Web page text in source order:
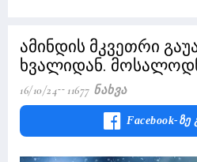
ამინდის მკვეთრი
ხვალიდან.
16/10/24 11677 Ნახვა
Facebook-Ზე